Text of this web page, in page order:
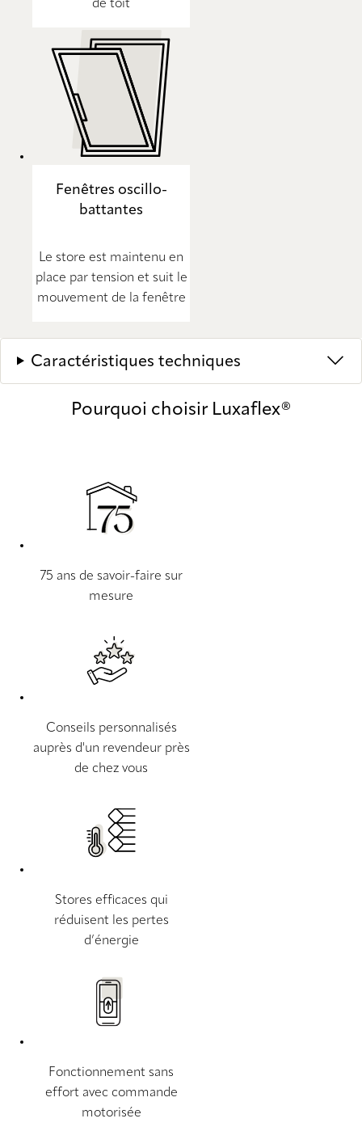
de toit
Fenêtres oscillo-
battantes
Le store est maintenu en
place par tension et suit le
mouvement de la fenêtre
Caractéristiques techniques
Pourquoi choisir Luxaflex®
75 ans de savoir-faire sur
mesure
Conseils personnalisés
auprès d'un revendeur près
de chez vous
Stores efficaces qui
réduisent les pertes
d’énergie
Fonctionnement sans
effort avec commande
motorisée